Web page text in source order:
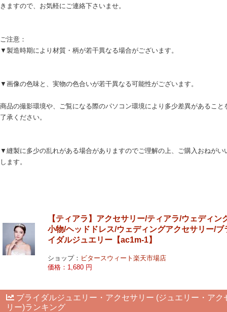
きますので、お気軽にご連絡下さいませ。
ご注意：
▼製造時期により材質・柄が若干異なる場合がございます。
▼画像の色味と、実物の色合いが若干異なる可能性がございます。
商品の撮影環境や、ご覧になる際のパソコン環境により多少差異があること
了承ください。
▼縫製に多少の乱れがある場合がありますのでご理解の上、ご購入おねがい
します。
【ティアラ】アクセサリー/ティアラ/ウェディン
小物/ヘッドドレス/ウェディングアクセサリー/ブ
イダルジュエリー【ac1m-1】
ショップ： ビタースウィート楽天市場店
価格：1,680 円
ブライダルジュエリー・アクセサリー (ジュエリー・アク
リー)ランキング